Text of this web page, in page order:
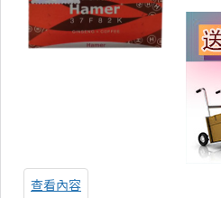
查看內容